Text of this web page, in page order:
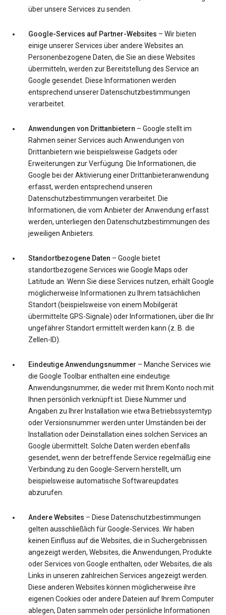
über unsere Services zu senden.
Google-Services auf Partner-Websites – Wir bieten
einige unserer Services über andere Websites an.
Personenbezogene Daten, die Sie an diese Websites
übermitteln, werden zur Bereitstellung des Service an
Google gesendet. Diese Informationen werden
entsprechend unserer Datenschutzbestimmungen
verarbeitet.
Anwendungen von Drittanbietern – Google stellt im
Rahmen seiner Services auch Anwendungen von
Drittanbietern wie beispielsweise Gadgets oder
Erweiterungen zur Verfügung. Die Informationen, die
Google bei der Aktivierung einer Drittanbieteranwendung
erfasst, werden entsprechend unseren
Datenschutzbestimmungen verarbeitet. Die
Informationen, die vom Anbieter der Anwendung erfasst
werden, unterliegen den Datenschutzbestimmungen des
jeweiligen Anbieters.
Standortbezogene Daten – Google bietet
standortbezogene Services wie Google Maps oder
Latitude an. Wenn Sie diese Services nutzen, erhält Google
möglicherweise Informationen zu Ihrem tatsächlichen
Standort (beispielsweise von einem Mobilgerät
übermittelte GPS-Signale) oder Informationen, über die Ihr
ungefährer Standort ermittelt werden kann (z. B. die
Zellen-ID).
Eindeutige Anwendungsnummer – Manche Services wie
die Google Toolbar enthalten eine eindeutige
Anwendungsnummer, die weder mit Ihrem Konto noch mit
Ihnen persönlich verknüpft ist. Diese Nummer und
Angaben zu Ihrer Installation wie etwa Betriebssystemtyp
oder Versionsnummer werden unter Umständen bei der
Installation oder Deinstallation eines solchen Services an
Google übermittelt. Solche Daten werden ebenfalls
gesendet, wenn der betreffende Service regelmäßig eine
Verbindung zu den Google-Servern herstellt, um
beispielsweise automatische Softwareupdates
abzurufen.
Andere Websites – Diese Datenschutzbestimmungen
gelten ausschließlich für Google-Services. Wir haben
keinen Einfluss auf die Websites, die in Suchergebnissen
angezeigt werden, Websites, die Anwendungen, Produkte
oder Services von Google enthalten, oder Websites, die als
Links in unseren zahlreichen Services angezeigt werden.
Diese anderen Websites können möglicherweise ihre
eigenen Cookies oder andere Dateien auf Ihrem Computer
ablegen, Daten sammeln oder persönliche Informationen